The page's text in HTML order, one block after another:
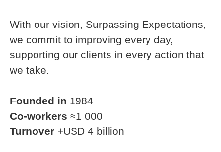
With our vision, Surpassing Expectations,
we commit to improving every day,
supporting our clients in every action that
we take.
Founded in 1984
Co-workers ≈1 000
Turnover +USD 4 billion